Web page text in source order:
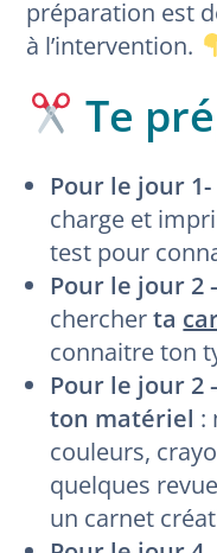
préparation est
à l’intervention.
Te
Pour le jour
charge et
test pour
Pour le jour 2
chercherta
connaitre ton
Pour le jour 2
ton matériel :
couleurs,
quelques
un carnet